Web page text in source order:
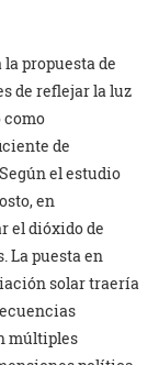
propuesta de
de reflejar la luz
como
de
el estudio
en
el dióxido de
La puesta en
solar traería
múltiples